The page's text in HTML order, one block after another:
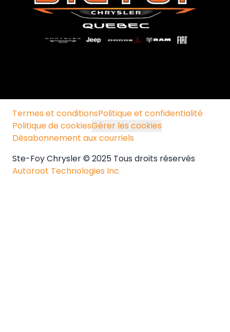
Termes et conditionsPolitique et confidentialité
Politique de cookiesGérer les cookies
Désabonnement aux courriels
Ste-Foy Chrysler © 2025 Tous droits réservés
Autoroot Technologies Inc.